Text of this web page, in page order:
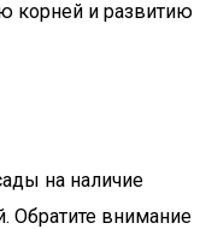
корней и развитию
на наличие
Обратите внимание